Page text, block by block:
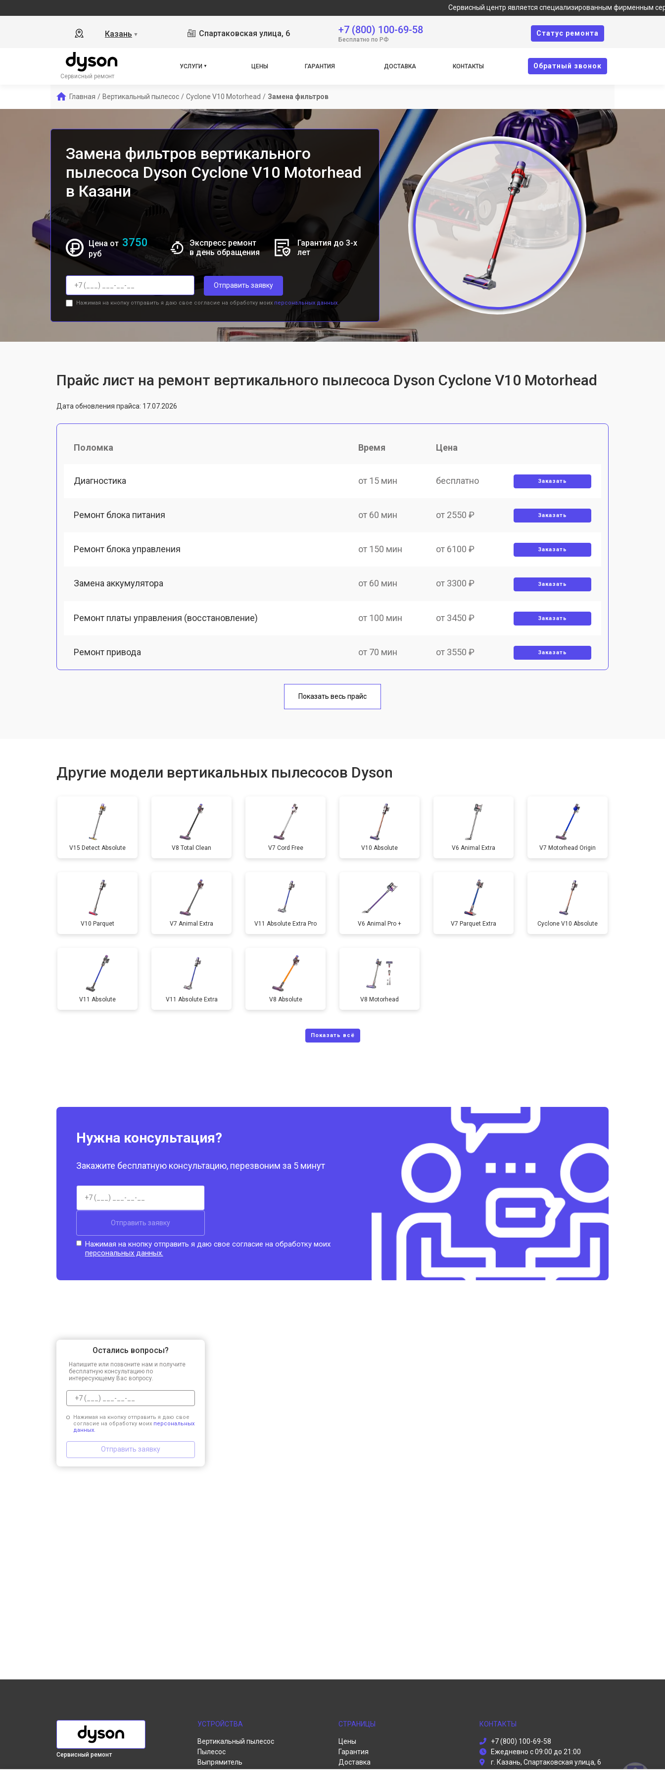
Сервисный центр является специализированным фирменным сервисом
Казань ▼ Спартаковская улица, 6 +7 (800) 100-69-58
Бесплатно по РФ
Cтатус ремонта
Сервисный ремонт
УСЛУГИ ЦЕНЫ ГАРАНТИЯ ДОСТАВКА КОНТАКТЫ Oбратный звонок
Главная / Вертикальный пылесос / Cyclone V10 Motorhead / Замена фильтров
Замена фильтров вертикального
пылесоса Dyson Cyclone V10 Motorhead
в Казани
Цена от 3750
руб
Экспресс ремонт
в день обращения
Гарантия до 3-х
лет
Отправить заявку
Нажимая на кнопку отправить я даю свое согласие на обработку моих персональных данных.
Прайс лист на ремонт вертикального пылесоса Dyson Cyclone V10 Motorhead
Дата обновления прайса: 17.07.2026
Поломка Время Цена
Диагностика от 15 мин бесплатно Заказать
Ремонт блока питания от 60 мин от 2550 ₽ Заказать
Ремонт блока управления от 150 мин от 6100 ₽ Заказать
Замена аккумулятора от 60 мин от 3300 ₽ Заказать
Ремонт платы управления (восстановление) от 100 мин от 3450 ₽ Заказать
Ремонт привода от 70 мин от 3550 ₽ Заказать
от 80 мин
Показать весь прайс
Другие модели вертикальных пылесосов Dyson
V15 Detect Absolute V8 Total Clean V7 Cord Free V10 Absolute V6 Animal Extra V7 Motorhead Origin
V10 Parquet V7 Animal Extra V11 Absolute Extra Pro V6 Animal Pro + V7 Parquet Extra Cyclone V10 Absolute
V11 Absolute V11 Absolute Extra V8 Absolute V8 Motorhead
Нужна консультация?
Закажите бесплатную консультацию, перезвоним за 5 минут
Отправить заявку
Нажимая на кнопку отправить я даю свое согласие на обработку моих
персональных данных.
Остались вопросы?
Напишите или позвоните нам и получите
бесплатную консультацию по
интересующему Вас вопросу.
Нажимая на кнопку отправить я даю свое
согласие на обработку моих персональных
данных.
Отправить заявку
Сервисный ремонт
УСТРОЙСТВА
Вертикальный пылесос
Пылесос
Выпрямитель
СТРАНИЦЫ
Цены
Гарантия
Доставка
КОНТАКТЫ
+7 (800) 100-69-58
Ежедневно с 09:00 до 21:00
г. Казань, Спартаковская улица, 6